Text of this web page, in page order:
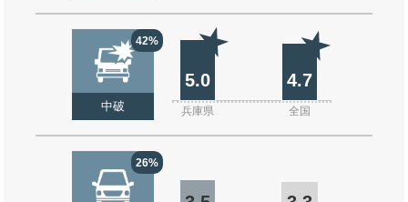
42%
中破
5.0 4.7
兵庫県 全国
26%